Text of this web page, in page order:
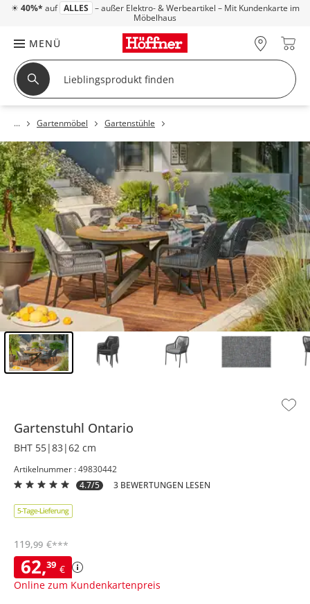
☀ 40%* auf ALLES – außer Elektro- & Werbeartikel – Mit Kundenkarte im
Möbelhaus
MENÜ
Gartenmöbel Gartenstühle
Gartenstuhl Ontario
BHT 55|83|62 cm
Artikelnummer : 49830442
4.7/5
3 BEWERTUNGEN LESEN
62,39 €
Online zum Kundenkartenpreis
119,99 €***